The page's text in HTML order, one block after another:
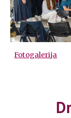
Fotogalerija